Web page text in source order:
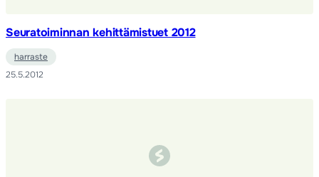
Seuratoiminnan kehittämistuet 2012
harraste
25.5.2012